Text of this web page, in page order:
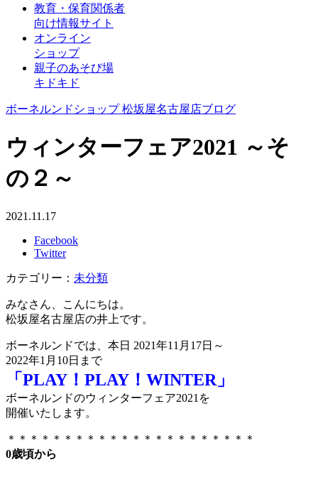
教育・保育関係者
向け情報サイト
オンライン
ショップ
親子のあそび場
キドキド
ボーネルンドショップ 松坂屋名古屋店ブログ
ウィンターフェア2021 ～そ
の２～
2021.11.17
Facebook
Twitter
カテゴリー： 未分類
みなさん、こんにちは。
松坂屋名古屋店の井上です。
ボーネルンドでは、本日 2021年11月17日～
2022年1月10日まで
「PLAY！PLAY！WINTER」
ボーネルンドのウィンターフェア2021を
開催いたします。
＊＊＊＊＊＊＊＊＊＊＊＊＊＊＊＊＊＊＊＊＊＊
0歳頃から